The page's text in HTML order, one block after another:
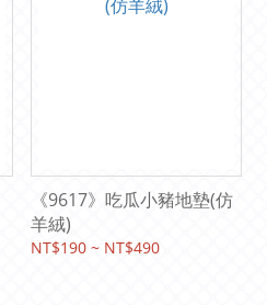
《9617》吃瓜小豬地墊(仿
羊絨)
NT$190 ~ NT$490